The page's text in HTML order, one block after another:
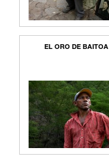
EL ORO DE BAITOA